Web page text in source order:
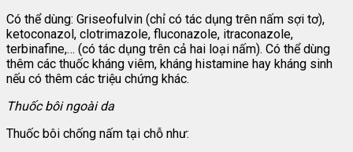
Có thể dùng: Griseofulvin (chỉ có tác dụng trên nấm sợi tơ),
ketoconazol, clotrimazole, fluconazole, itraconazole,
terbinafine,… (có tác dụng trên cả hai loại nấm). Có thể dùng
thêm các thuốc kháng viêm, kháng histamine hay kháng sinh
nếu có thêm các triệu chứng khác.
Thuốc bôi ngoài da
Thuốc bôi chống nấm tại chỗ như: